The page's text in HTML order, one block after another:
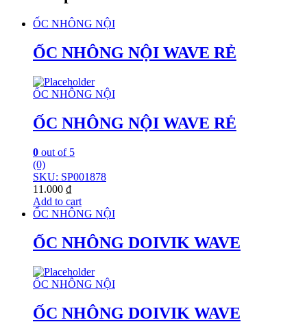
ỐC NHÔNG NỘI
ỐC NHÔNG NỘI WAVE RẺ
ỐC NHÔNG NỘI
ỐC NHÔNG NỘI WAVE RẺ
0 out of 5
(0)
SKU: SP001878
11.000 ₫
Add to cart
ỐC NHÔNG NỘI
ỐC NHÔNG DOIVIK WAVE
ỐC NHÔNG NỘI
ỐC NHÔNG DOIVIK WAVE